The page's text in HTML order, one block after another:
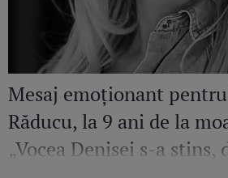
Mesaj emoționant
Răducu, la 9 ani de la
„Vocea Denisei s-a stins,